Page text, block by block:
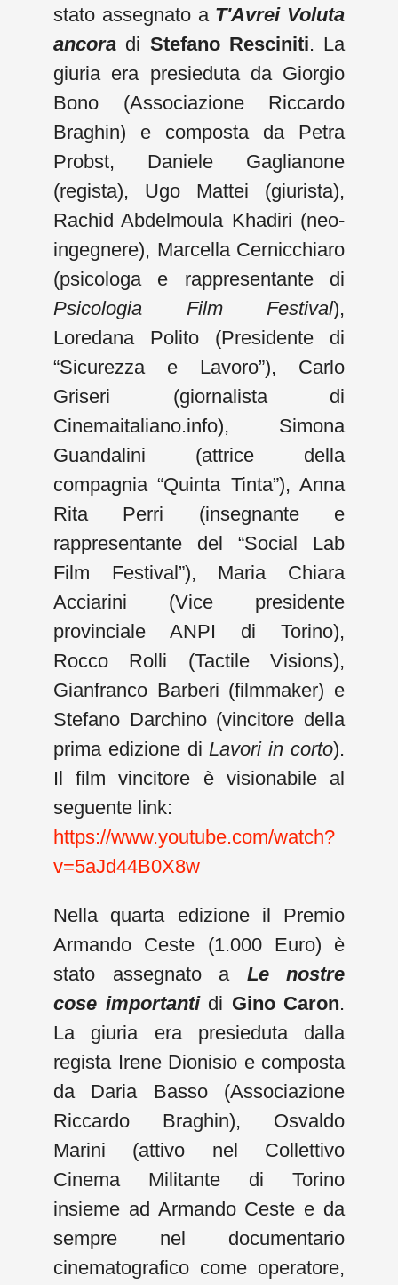
stato assegnato a T'Avrei Voluta
ancora di Stefano Resciniti. La
giuria era presieduta da Giorgio
Bono (Associazione Riccardo
Braghin) e composta da Petra
Probst, Daniele Gaglianone
(regista), Ugo Mattei (giurista),
Rachid Abdelmoula Khadiri (neo-
ingegnere), Marcella Cernicchiaro
(psicologa e rappresentante di
Psicologia Film Festival),
Loredana Polito (Presidente di
“Sicurezza e Lavoro”), Carlo
Griseri (giornalista di
Cinemaitaliano.info), Simona
Guandalini (attrice della
compagnia “Quinta Tinta”), Anna
Rita Perri (insegnante e
rappresentante del “Social Lab
Film Festival”), Maria Chiara
Acciarini (Vice presidente
provinciale ANPI di Torino),
Rocco Rolli (Tactile Visions),
Gianfranco Barberi (filmmaker) e
Stefano Darchino (vincitore della
prima edizione diLavori in corto).
Il film vincitore è visionabile al
seguente link:
https://www.youtube.com/watch?
v=5aJd44B0X8w
Nella quarta edizione il Premio
Armando Ceste (1.000 Euro) è
stato assegnato a Le nostre
cose importantidi Gino Caron.
La giuria era presieduta dalla
regista Irene Dionisio e composta
da Daria Basso (Associazione
Riccardo Braghin), Osvaldo
Marini (attivo nel Collettivo
Cinema Militante di Torino
insieme ad Armando Ceste e da
sempre nel documentario
cinematografico come operatore,